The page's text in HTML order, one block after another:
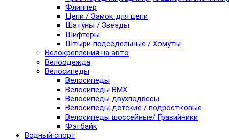
Флиппер
Цепи / Замок для цепи
Шатуны / Звезды
Шифтеры
Штыри подседельные / Хомуты
Велокрепления на авто
Велоодежда
Велосипеды
Велосипеды
Велосипеды BMX
Велосипеды двухподвесы
Велосипеды детские / подростковые
Велосипеды шоссейные/ Гравийники
Фэтбайк
Водный спорт